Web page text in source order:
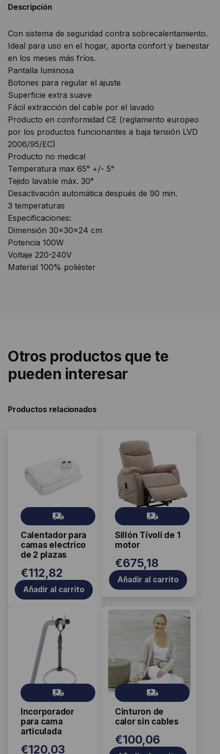
Descripción
Con sistema de seguridad contra sobrecalentamiento.
Ideal para uso en el hogar, aporta confort y bienestar
en los meses más fríos.
Pantalla luminosa
Botones para regular el ajuste
Superficie extra suave
Fácil extracción del cable por el lavado
Producto en conformidad CE (reglamento europeo
por los productos funcionantes a baja tensión LVD
2006/95/EC)
Producto no medical
Temperatura max 65° +/- 5°
Tejido lavable máx. 30°
Desactivación automática después de 90 min.
3 temperaturas
Especificaciones:
Dimensión 30x30x24 cm
Potencia 100W
Voltaje 220-240V
Material 100% poliéster
Otros productos que te
pueden interesar
Productos relacionados
Calentador para
camas electrico
de 2 plazas
Gr
ati
s
€112,82
Añadir al carrito
Sillón Tívoli de 1
motor
Gr
ati
s
€675,18
Añadir al carrito
Incorporador
para cama
articulada
Gr
ati
s
€120,03
Cinturon de
calor sin cables
Gr
ati
s
€100,06